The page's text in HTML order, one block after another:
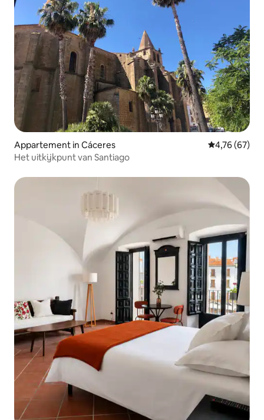
Appartement in Cáceres Gemiddelde
4,76 (67)
Het uitkijkpunt van Santiago